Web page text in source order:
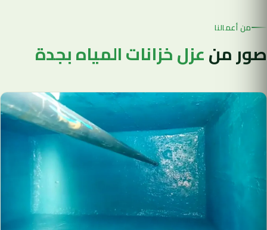
من أعمالنا
صور منعزل خزانات المياه بجدة